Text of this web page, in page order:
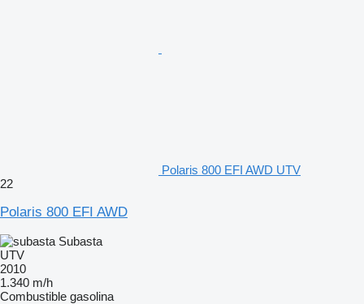
Polaris 800 EFI AWD UTV
22
Polaris 800 EFI AWD
Subasta
UTV
2010
1.340 m/h
Combustible gasolina